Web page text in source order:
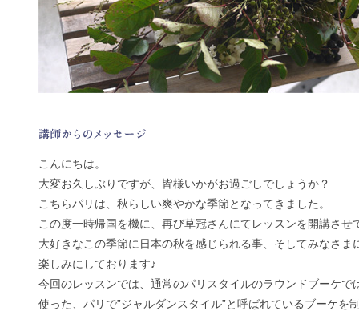
こんにちは。
大変お久しぶりですが、皆様いかがお過ごしでしょうか？
こちらパリは、秋らしい爽やかな季節となってきました。
この度一時帰国を機に、再び草冠さんにてレッスンを開講させ
大好きなこの季節に日本の秋を感じられる事、そしてみなさま
楽しみにしております♪
今回のレッスンでは、通常のパリスタイルのラウンドブーケで
使った、パリで”ジャルダンスタイル”と呼ばれているブーケを